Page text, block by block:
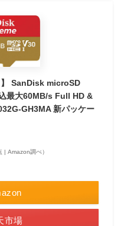
】 SanDisk microSD
最大60MB/s Full HD &
GH3MA 新パッケー
| Amazon調べ）
市場